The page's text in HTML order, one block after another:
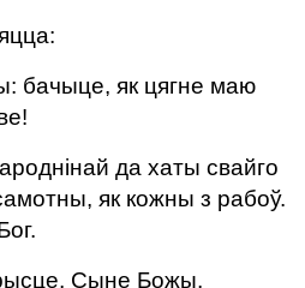
бачыце, як цягне маю
да хаты свайго
як кожны з рабоў.
Сыне Божы,